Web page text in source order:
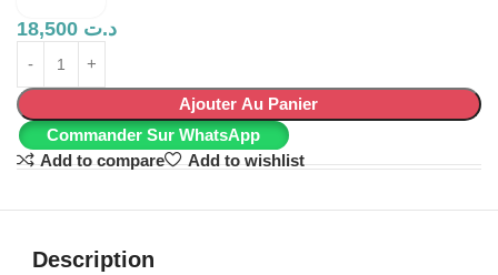
د.ت
Ajouter Au Panier
Commander Sur WhatsApp
Add to compare
Add to wishlist
Description